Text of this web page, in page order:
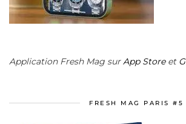
Application Fresh Mag surApp Storeet
FRESH MAG PARIS #5